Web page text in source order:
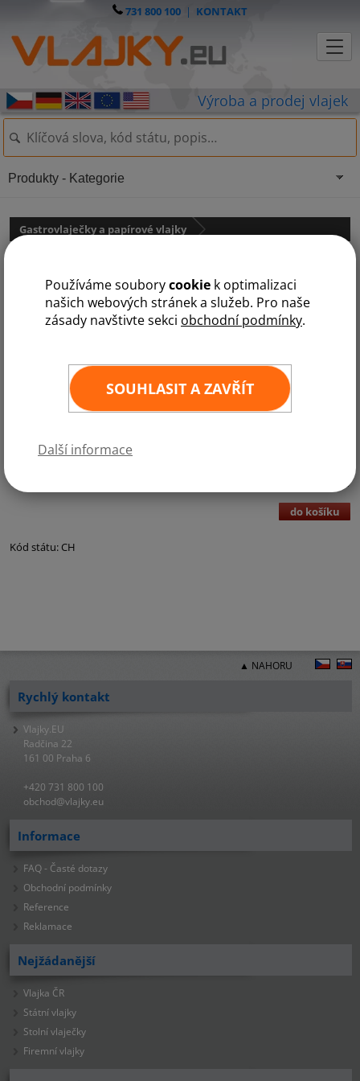
Používáme souborycookie k optimalizaci
našich webových stránek a služeb. Pro naše
zásady navštivte sekci obchodní podmínky.
SOUHLASIT A ZAVŘÍT
Další informace
731 800 100 | KONTAKT
Gastrovlaječky a papírové vlajky
2 cm - min 100 ks
(DPH 21%)
do košíku
Kód státu: CH
Produkty - Kategorie
▲ NAHORU
Rychlý kontakt
Vlajky.EU
Radčina 22
161 00 Praha 6
+420 731 800 100
obchod@vlajky.eu
Informace
FAQ - Časté dotazy
Obchodní podmínky
Reference
Reklamace
Nejžádanější
Vlajka ČR
Státní vlajky
Stolní vlaječky
Firemní vlajky